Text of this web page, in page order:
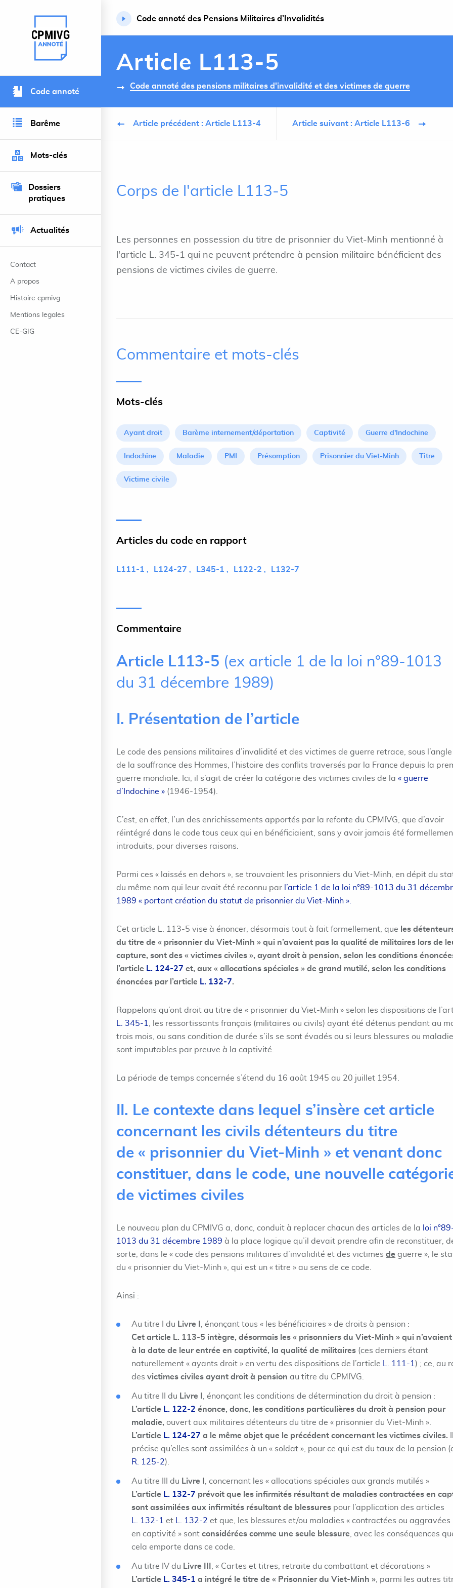
Retour à l’accueil du site
Code annoté
Barême
Mots-clés
Dossiers
pratiques
Actualités
Contact
A propos
Histoire cpmivg
Mentions legales
CE-GIG
Code annoté des Pensions Militaires d’Invalidités
Article L113-5
Code annoté des pensions militaires d'invalidité et des victimes de guerre
Article précédent : Article L113-4 Article suivant : Article L113-6
Corps de l'article L113-5
Les personnes en possession du titre de prisonnier du Viet-Minh mentionné à
l'article L. 345-1 qui ne peuvent prétendre à pension militaire bénéficient des
pensions de victimes civiles de guerre.
Commentaire et mots-clés
Mots-clés
Ayant droit Barème internement/déportation Captivité Guerre d'Indochine
Indochine Maladie PMI Présomption Prisonnier du Viet-Minh Titre
Victime civile
Articles du code en rapport
L111-1 L124-27 L345-1 L122-2 L132-7
Commentaire
Article L113-5 (ex article 1 de la loi n°89-1013
du 31 décembre 1989)
I. Présentation de l’article
Le code des pensions militaires d’invalidité et des victimes de guerre retrace, sous l’angle
de la souffrance des Hommes, l’histoire des conflits traversés par la France depuis la
guerre mondiale. Ici, il s’agit de créer la catégorie des victimes civiles de la « guerre
d’Indochine » (1946-1954).
C’est, en effet, l’un des enrichissements apportés par la refonte du CPMIVG, que d’avoir
réintégré dans le code tous ceux qui en bénéficiaient, sans y avoir jamais été
introduits, pour diverses raisons.
Parmi ces « laissés en dehors », se trouvaient les prisonniers du Viet-Minh, en dépit du
du même nom qui leur avait été reconnu par l’article 1 de la loi n°89-1013 du 31
1989 « portant création du statut de prisonnier du Viet-Minh ».
Cet article L. 113-5 vise à énoncer, désormais tout à fait formellement, que les
du titre de « prisonnier du Viet-Minh » qui n’avaient pas la qualité de militaires lors de
capture, sont des « victimes civiles », ayant droit à pension, selon les conditions
l’article L. 124-27 et, aux « allocations spéciales » de grand mutilé, selon les conditions
énoncées par l’article L. 132-7.
Rappelons qu’ont droit au titre de « prisonnier du Viet-Minh » selon les dispositions de
L. 345-1
, les ressortissants français (militaires ou civils) ayant été détenus pendant au
trois mois, ou sans condition de durée s’ils se sont évadés ou si leurs blessures ou
sont imputables par preuve à la captivité.
La période de temps concernée s’étend du 16 août 1945 au 20 juillet 1954.
II. Le contexte dans lequel s’insère cet article
concernant les civils détenteurs du titre
de « prisonnier du Viet-Minh » et venant donc
constituer, dans le code, une nouvelle
de victimes civiles
Le nouveau plan du CPMIVG a, donc, conduit à replacer chacun des articles de la loi
1013 du 31 décembre 1989 à la place logique qu’il devait prendre afin de reconstituer,
sorte, dans le « code des pensions militaires d’invalidité et des victimes de guerre », le
du « prisonnier du Viet-Minh », qui est un « titre » au sens de ce code.
Ainsi :
Au titre I du Livre I
, énonçant tous « les bénéficiaires » de droits à pension :
Cet article L. 113-5 intègre, désormais les « prisonniers du Viet-Minh » qui n’avaient
à la date de leur entrée en captivité, la qualité de militaires (ces derniers étant
naturellement « ayants droit » en vertu des dispositions de l’article
L. 111-1 ) ; ce, au
des victimes civiles ayant droit à pension au titre du CPMIVG.
Au titre II du Livre I
, énonçant les conditions de détermination du droit à pension :
L’article L. 122-2 énonce, donc, les conditions particulières du droit à pension pour
maladie, ouvert aux militaires détenteurs du titre de « prisonnier du Viet-Minh ».
L’article L. 124-27 a le même objet que le précédent concernant les victimes civiles.
précise qu’elles sont assimilées à un « soldat », pour ce qui est du taux de la pension
R. 125-2).
Au titre III du Livre I
, concernant les « allocations spéciales aux grands mutilés »
L’article L. 132-7 prévoit que les infirmités résultant de maladies contractées en
sont assimilées aux infirmités résultant de blessures pour l’application des articles
L. 132-1 et L. 132-2 et que, les blessures et/ou maladies « contractées ou aggravées
en captivité » sont considérées comme une seule blessure , avec les conséquences
cela emporte dans ce code.
Au titre IV du Livre III
, « Cartes et titres, retraite du combattant et décorations »
L’article L. 345-1 a intégré le titre de « Prisonnier du Viet-Minh » , parmi les autres